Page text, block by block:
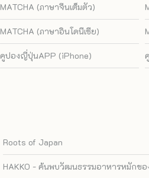
MATCHA (ภาษาจีนเต็มตัว)
MATCHA (ภาษาอินโดนีเซีย)
คูปองญี่ปุ่นAPP (iPhone)
Roots of Japan
HAKKO - ค้นพบวัฒนธรรมอาหารหมักข